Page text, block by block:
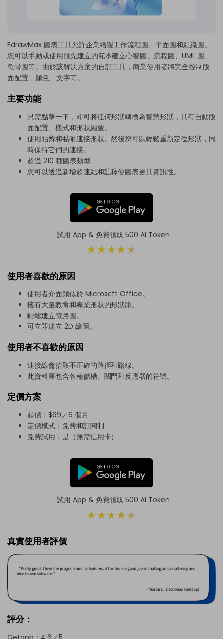
EdrawMax 圖表工具允許企業繪製工作流程圖、平面圖和組織圖。
您可以手動或使用預先建立的範本建立心智圖、流程圖、UML 圖、
魚骨圖等。由於該解決方案的自訂工具，商業使用者將完全控制版
面配置、顏色、文字等。
主要功能
只需點擊一下，即可將任何形狀轉換為智慧形狀，具有自動版
面配置、樣式和形狀編號。
使用貼齊和黏附連接形狀。然後您可以輕鬆重新定位形狀，同
時保持它們的連接。
超過 210 種圖表類型
您可以透過新增超連結和註釋使圖表更具資訊性。
試用 App & 免費領取 500 AI Token
使用者喜歡的原因
使用者介面類似於 Microsoft Office。
擁有大量教育和專業形狀的形狀庫。
輕鬆建立電路圖。
可立即建立 2D 繪圖。
使用者不喜歡的原因
連接線會拾取不正確的路徑和路線。
此資料庫包含各種儲槽、閥門和反應器的符號。
定價方案
起價：$69／6 個月
定價模式：免費和訂閱制
免費試用：是（無需信用卡）
試用 App & 免費領取 500 AI Token
真實使用者評價
評分：